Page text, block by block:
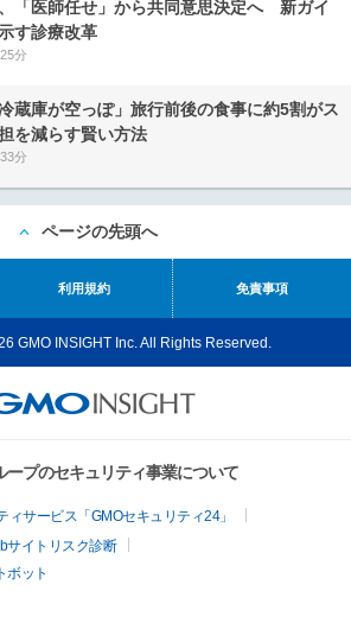
「医師任せ」から共同意思決定へ 新ガイ
す診療改革
分
冷蔵庫が空っぽ」旅行前後の食事に約5割がス
を減らす賢い方法
分
ページの先頭へ
利用規約 免責事項
GMO INSIGHT Inc. All Rights Reserved.
ープのセキュリティ事業について
サービス「GMOセキュリティ24」
サイトリスク診断
ボット